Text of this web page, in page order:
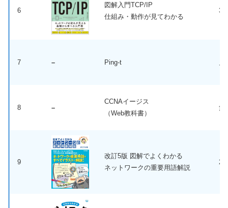
6
図解入門TCP/IP
仕組み・動作が見てわかる
7 – Ping-t
8 –
CCNAイージス
（Web教科書）
無
9
改訂5版 図解でよくわかる
ネットワークの重要用語解説